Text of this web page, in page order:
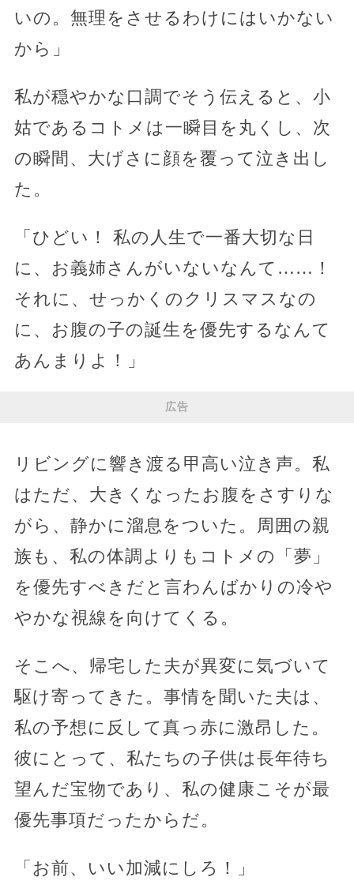
いの。無理をさせるわけにはいかない
から」
私が穏やかな口調でそう伝えると、小
姑であるコトメは一瞬目を丸くし、次
の瞬間、大げさに顔を覆って泣き出し
た。
「ひどい！ 私の人生で一番大切な日
に、お義姉さんがいないなんて……！
それに、せっかくのクリスマスなの
に、お腹の子の誕生を優先するなんて
あんまりよ！」
広告
リビングに響き渡る甲高い泣き声。私
はただ、大きくなったお腹をさすりな
がら、静かに溜息をついた。周囲の親
族も、私の体調よりもコトメの「夢」
を優先すべきだと言わんばかりの冷や
やかな視線を向けてくる。
そこへ、帰宅した夫が異変に気づいて
駆け寄ってきた。事情を聞いた夫は、
私の予想に反して真っ赤に激昂した。
彼にとって、私たちの子供は長年待ち
望んだ宝物であり、私の健康こそが最
優先事項だったからだ。
「お前、いい加減にしろ！」